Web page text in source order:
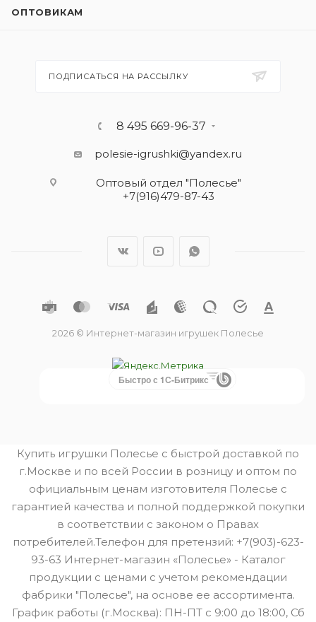
ОПТОВИКАМ
ПОДПИСАТЬСЯ НА РАССЫЛКУ
8 495 669-96-37
polesie-igrushki@yandex.ru
Оптовый отдел "Полесье"
+7(916)479-87-43
2026 © Интернет-магазин игрушек Полесье
Быстро с 1С-Битрикс
Купить игрушки Полесье с быстрой доставкой по
г.Москве и по всей России в розницу и оптом по
официальным ценам изготовителя Полесье с
гарантией качества и полной поддержкой покупки
в соответствии с законом о Правах
потребителей.Телефон для претензий: +7(903)-623-
93-63 Интернет-магазин «Полесье» - Каталог
продукции с ценами с учетом рекомендации
фабрики "Полесье", на основе ее ассортимента.
График работы (г.Москва): ПН-ПТ с 9:00 до 18:00, Сб